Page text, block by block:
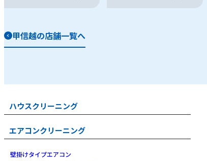
甲信越の店舗一覧へ
ハウスクリーニング
エアコンクリーニング
壁掛けタイプエアコン